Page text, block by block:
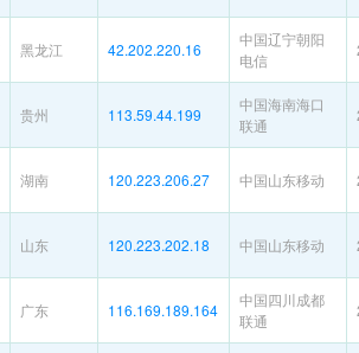
黑龙江 42.202.220.16
中国辽宁朝阳
电信
贵州 113.59.44.199
中国海南海口
联通
湖南 120.223.206.27 中国山东移动
山东 120.223.202.18 中国山东移动
广东 116.169.189.164
中国四川成都
联通